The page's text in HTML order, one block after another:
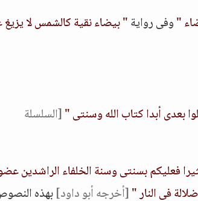
"وفى رواية" بيضاء نقية كالشمس لا يزيغ
بعدى أبدا كتاب الله وسنتى "[السلسلة
فعليكم بسنتى وسنة الخلفاء الراشدين
فى النار "[أخرجه أبو داود]بهذه